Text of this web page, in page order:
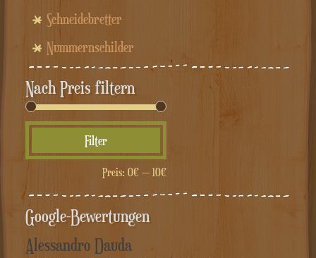
Schneidebretter
Nummernschilder
Nach Preis filtern
Preis
Preis
Filter
Preis: 0€— 10€
Google-Bewertungen
Alessandro Dauda